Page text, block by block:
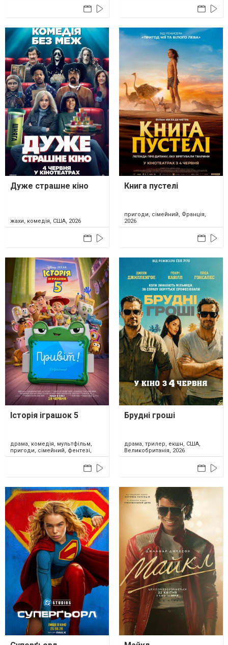
Дуже страшне кіно
жахи, комедія, США, 2026
Книга пустелі
пригоди, сімейний, Франція,
2026
Історія іграшок 5
драма, комедія, мультфільм,
пригоди, сімейний, фентезі,
США, 2026
Брудні гроші
драма, трилер, екшн, США,
Великобританія, 2026